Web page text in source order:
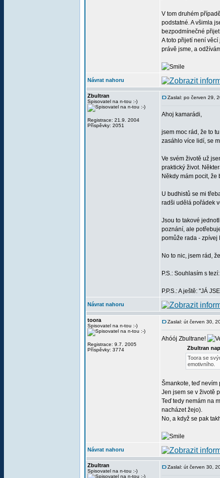
V tom druhém
podstatné. A všimla
bezpodmínečné
A toto přijetí není
právě jsme, a
Návrat nahoru
Zbultran
Spisovatel na n-tou :-)
Registrace: 21.9. 2004
Příspěvky: 2051
Zaslal: po červen 29,
Ahoj kamarádi,
jsem moc rád, že to
zasáhlo více lidí, se
Ve svém životě už
praktický život.
Někdy mám pocit,
U budhistů se mi
radši udělá pořádek
Jsou to takové
poznání, ale
pomůže rada - zpívej
No to nic, jsem rád,
P.S.: Souhlasím s
P.P.S.: A ještě: "JÁ
Návrat nahoru
toora
Spisovatel na n-tou :-)
Registrace: 9.7. 2005
Příspěvky: 3774
Zaslal: út červen 30,
Ahóój Zbultrane!
Zbultran
Toora se
emotivního.
Šmankote, teď
Jen jsem se v životě
Teď tedy nemám na
nacházet žejo).
No, a když se pak
Návrat nahoru
Zbultran
Spisovatel na n-tou :-)
Zaslal: út červen 30,